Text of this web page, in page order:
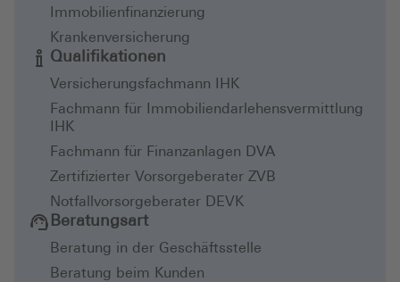
Immobilienfinanzierung
Krankenversicherung
Qualifikationen
Versicherungsfachmann IHK
Fachmann für Immobiliendarlehensvermittlung
IHK
Fachmann für Finanzanlagen DVA
Zertifizierter Vorsorgeberater ZVB
Notfallvorsorgeberater DEVK
Beratungsart
Beratung in der Geschäftsstelle
Beratung beim Kunden